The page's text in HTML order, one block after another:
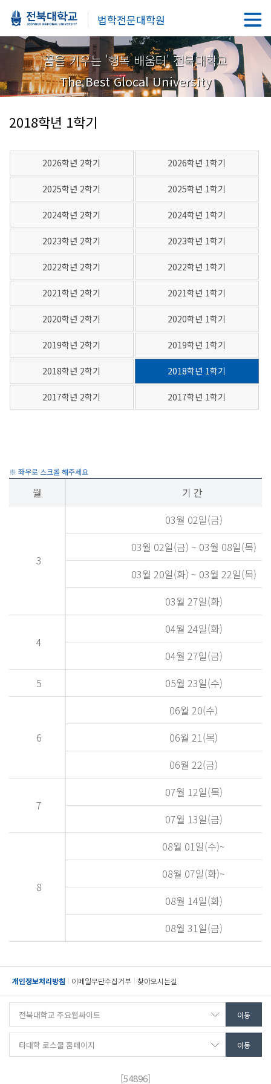
법학전문대학원
꿈을 키우는 '행복 배움터' 전북대학교
The Best Glocal University
2018학년 1학기
2026학년 2학기 2026학년 1학기
2025학년 2학기 2025학년 1학기
2024학년 2학기 2024학년 1학기
2023학년 2학기 2023학년 1학기
2022학년 2학기 2022학년 1학기
2021학년 2학기 2021학년 1학기
2020학년 2학기 2020학년 1학기
2019학년 2학기 2019학년 1학기
2018학년 2학기 2018학년 1학기
2017학년 2학기 2017학년 1학기
월 기 간
3
03월 02일(금)
03월 02일(금) ~ 03월 08일(목)
03월 20일(화) ~ 03월 22일(목)
03월 27일(화)
4
04월 24일(화)
04월 27일(금)
5
05월 23일(수)
6
06월 20(수)
06월 21(목)
06월 22(금)
7
07월 12일(목)
07월 13일(금)
8
08월 01일(수)~
08월 07일(화)~
08월 14일(화)
08월 31일(금)
개인정보처리방침 이메일무단수집거부 찾아오시는길
[54896]